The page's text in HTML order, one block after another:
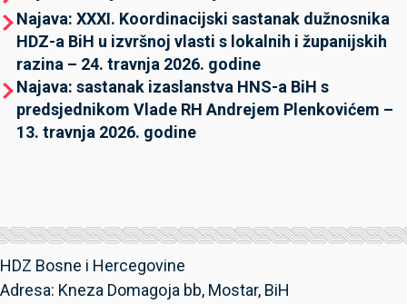
Najava: XXXI. Koordinacijski sastanak dužnosnika
HDZ-a BiH u izvršnoj vlasti s lokalnih i županijskih
razina – 24. travnja 2026. godine
Najava: sastanak izaslanstva HNS-a BiH s
predsjednikom Vlade RH Andrejem Plenkovićem –
13. travnja 2026. godine
HDZ Bosne i Hercegovine
Adresa: Kneza Domagoja bb, Mostar, BiH